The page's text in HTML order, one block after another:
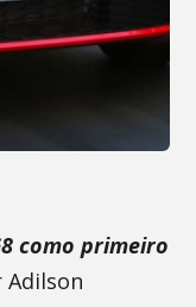
como primeiro